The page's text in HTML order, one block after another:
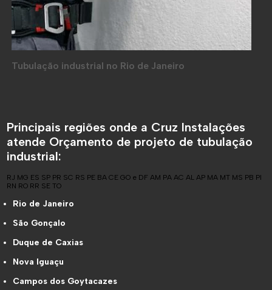
Tubulação industrial no Rio de Janeiro
Principais regiões onde a Cruz Instalações
atende Orçamento de projeto de tubulação
industrial:
RJ MG ES SP PR SC RS PE BA CE GO e DF AM PA AC AL AP MA MT MS PB PI
RN RO RR SE TO
Rio de Janeiro
São Gonçalo
Duque de Caxias
Nova Iguaçu
Campos dos Goytacazes